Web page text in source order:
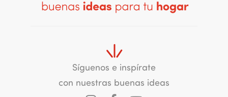
Síguenos e inspírate
con nuestras buenas ideas